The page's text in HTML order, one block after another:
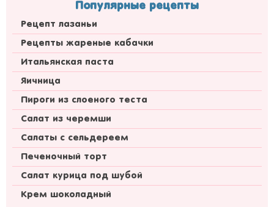
Популярные рецепты
Рецепт лазаньи
Рецепты жареные кабачки
Итальянская паста
Яичница
Пироги из слоеного теста
Салат из черемши
Салаты с сельдереем
Печеночный торт
Салат курица под шубой
Крем шоколадный